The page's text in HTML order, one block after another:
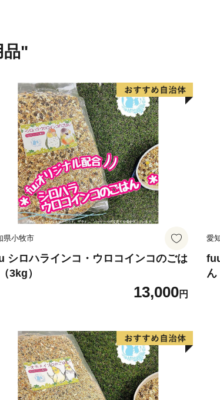
品"
県小牧市
シロハラインコ・ウロコインコのごは
3kg）
13,000円
愛